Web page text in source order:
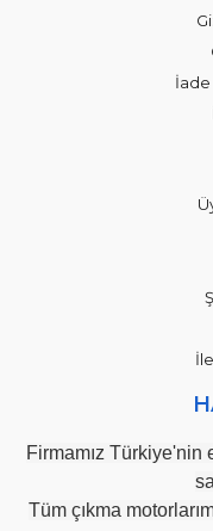
İade
Firmamız Türkiye'nin
Tüm çıkma